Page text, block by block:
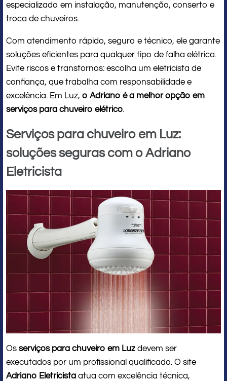
especializado em instalação, manutenção, conserto e
troca de chuveiros.
Com atendimento rápido, seguro e técnico, ele garante
soluções eficientes para qualquer tipo de falha elétrica.
Evite riscos e transtornos: escolha um eletricista de
confiança, que trabalha com responsabilidade e
excelência. Em Luz, o Adriano é a melhor opção em
serviços para chuveiro elétrico.
Serviços para chuveiro em Luz:
soluções seguras com o Adriano
Eletricista
Os serviços para chuveiro em Luz devem ser
executados por um profissional qualificado. O site
Adriano Eletricista atua com excelência técnica,